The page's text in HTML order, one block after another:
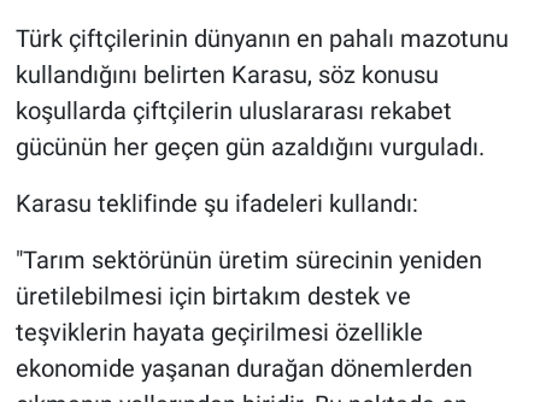
Türk çiftçilerinin dünyanın en pahalı mazotunu
kullandığını belirten Karasu, söz konusu
koşullarda çiftçilerin uluslararası rekabet
gücünün her geçen gün azaldığını vurguladı.
Karasu teklifinde şu ifadeleri kullandı:
"Tarım sektörünün üretim sürecinin yeniden
üretilebilmesi için birtakım destek ve
teşviklerin hayata geçirilmesi özellikle
ekonomide yaşanan durağan dönemlerden